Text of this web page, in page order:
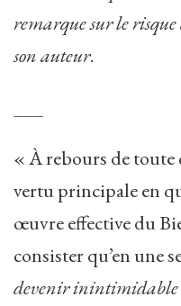
remarque sur le risque
son auteur.
« À rebours de
vertu principale en
œuvre effective du
consister qu’en une
devenir inintimidable